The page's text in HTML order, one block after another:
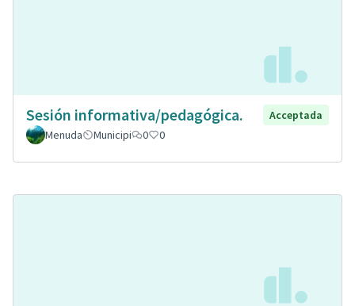
Sesión informativa/pedagógica.
Acceptada
Menuda
Municipi 0 0